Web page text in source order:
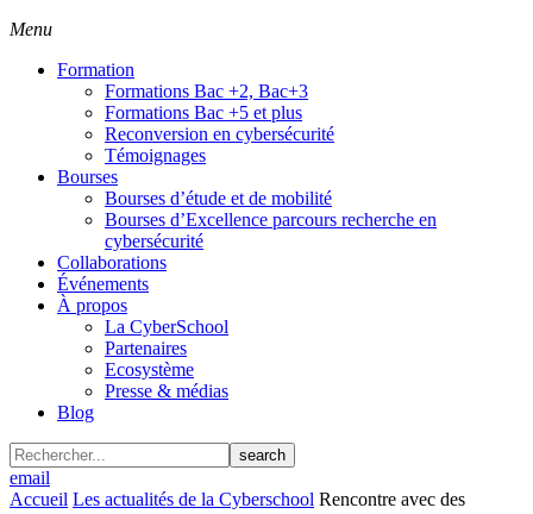
Menu
Formation
Formations Bac +2, Bac+3
Formations Bac +5 et plus
Reconversion en cybersécurité
Témoignages
Bourses
Bourses d’étude et de mobilité
Bourses d’Excellence parcours recherche en
cybersécurité
Collaborations
Événements
À propos
La CyberSchool
Partenaires
Ecosystème
Presse & médias
Blog
search
email
Accueil Les actualités de la Cyberschool Rencontre avec des